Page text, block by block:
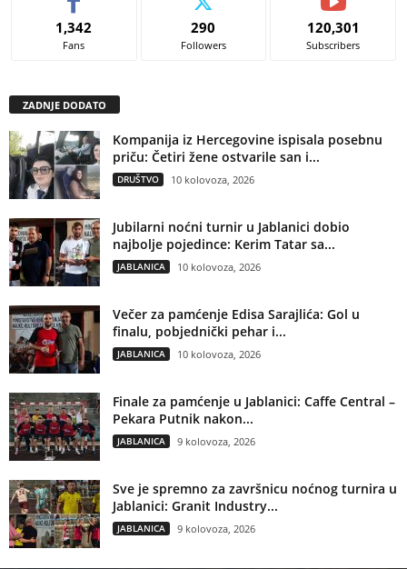
1,342
Fans
290
Followers
120,301
Subscribers
ZADNJE DODATO
Kompanija iz Hercegovine ispisala posebnu
priču: Četiri žene ostvarile san i...
DRUŠTVO 10 kolovoza, 2026
Jubilarni noćni turnir u Jablanici dobio
najbolje pojedince: Kerim Tatar sa...
JABLANICA 10 kolovoza, 2026
Večer za pamćenje Edisa Sarajlića: Gol u
finalu, pobjednički pehar i...
JABLANICA 10 kolovoza, 2026
Finale za pamćenje u Jablanici: Caffe Central –
Pekara Putnik nakon...
JABLANICA 9 kolovoza, 2026
Sve je spremno za završnicu noćnog turnira u
Jablanici: Granit Industry...
JABLANICA 9 kolovoza, 2026